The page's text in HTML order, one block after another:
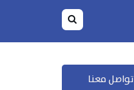
تواصل معنا